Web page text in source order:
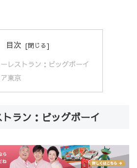
目次
レストラン：ビッグボーイ
東京
ラン：ビッグボーイ